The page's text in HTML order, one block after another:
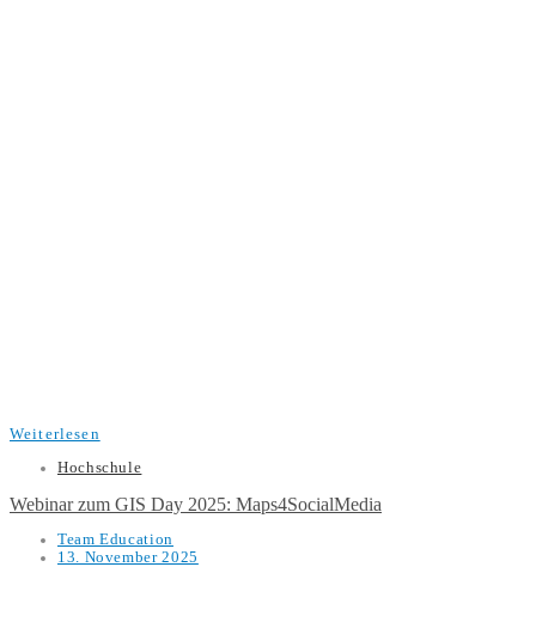
Weiterlesen
Hochschule
Webinar zum GIS Day 2025: Maps4SocialMedia
Team Education
13. November 2025